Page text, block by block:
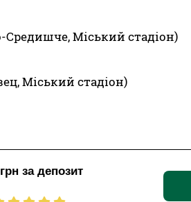
Средишче, Міський стадіон)
Міський стадіон)
за депозит